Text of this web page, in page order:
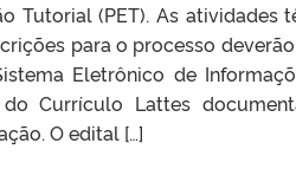
Tutorial (PET). As atividades
para o processo
Eletrônico de
Currículo Lattes
O edital […]